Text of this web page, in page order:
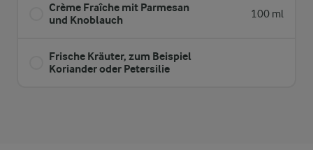
Crème Fraîche mit Parmesan
und Knoblauch
100 ml
Frische Kräuter, zum Beispiel
Koriander oder Petersilie